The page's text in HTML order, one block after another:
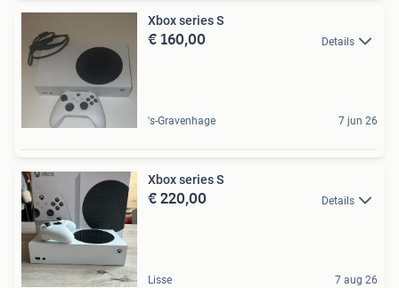
Xbox series S
€ 160,00 Details
's-Gravenhage 7 jun 26
Xbox series S
€ 220,00 Details
Lisse 7 aug 26